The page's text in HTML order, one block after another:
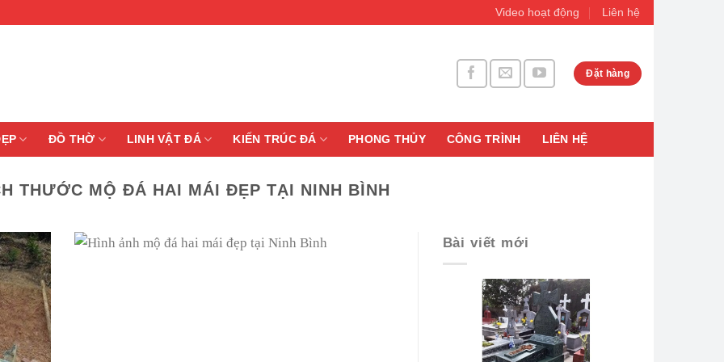
Video hoạt động Liên hệ
Đặt hàng
ĐỒ THỜ LINH VẬT ĐÁ KIẾN TRÚC ĐÁ PHONG THỦY CÔNG TRÌNH LIÊN HỆ
THƯỚC MỘ ĐÁ HAI MÁI ĐẸP TẠI NINH BÌNH
Bài viết mới